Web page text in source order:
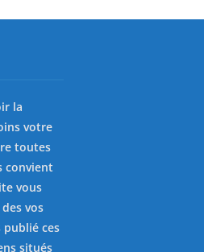
la
votre
toutes
convient
vous
vos
publié ces
situés